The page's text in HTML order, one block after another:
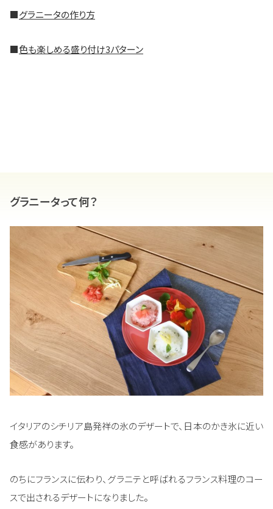
■グラニータの作り方
■色も楽しめる盛り付け3パターン
グラニータって何？
イタリアのシチリア島発祥の氷のデザートで、日本のかき氷に近い
食感があります。
のちにフランスに伝わり、グラニテと呼ばれるフランス料理のコー
スで出されるデザートになりました。